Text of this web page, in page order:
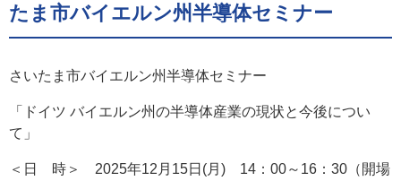
たま市バイエルン州半導体セミナー
さいたま市バイエルン州半導体セミナー
「ドイツ バイエルン州の半導体産業の現状と今後につい
て」
＜日 時＞ 2025年12月15日(月) 14：00～16：30（開場